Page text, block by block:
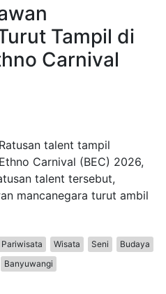
Tampil di
Carnival
talent tampil
Carnival (BEC) 2026,
talent tersebut,
mancanegara turut ambil
Pariwisata Wisata Seni
Budaya
Banyuwangi